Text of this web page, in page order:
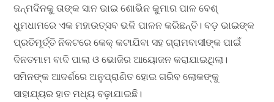
ଜନ୍ମଦିନକୁ ତାଙ୍କ ସାନ ଭାଇ ଶୋଭିନ କୁମାର ପାଳ ବେଶ୍
ଧୁମଧାମରେ ଏକ ମହାଉତ୍ସବ ଭଳି ପାଳନ କରିଛନ୍ତି। ବଡ଼ ଭାଇଙ୍କ
ପ୍ରତିମୂର୍ତ୍ତି ନିକଟରେ କେକ୍ କଟାଯିବା ସହ ଗ୍ରାମବାସୀଙ୍କ ପାଇଁ
ଦିନତମାମ ବାଦି ପାଲା ଓ ଭୋଜିର ଆୟୋଜନ କରାଯାଇଥିଲା।
ସମିନଙ୍କ ଆଦର୍ଶରେ ଅନୁପ୍ରାଣିତ ହୋଇ ଗରିବ ଲୋକଙ୍କୁ
ସାହାଯ୍ୟର ହାତ ମଧ୍ୟ ବଢ଼ାଯାଇଛି।